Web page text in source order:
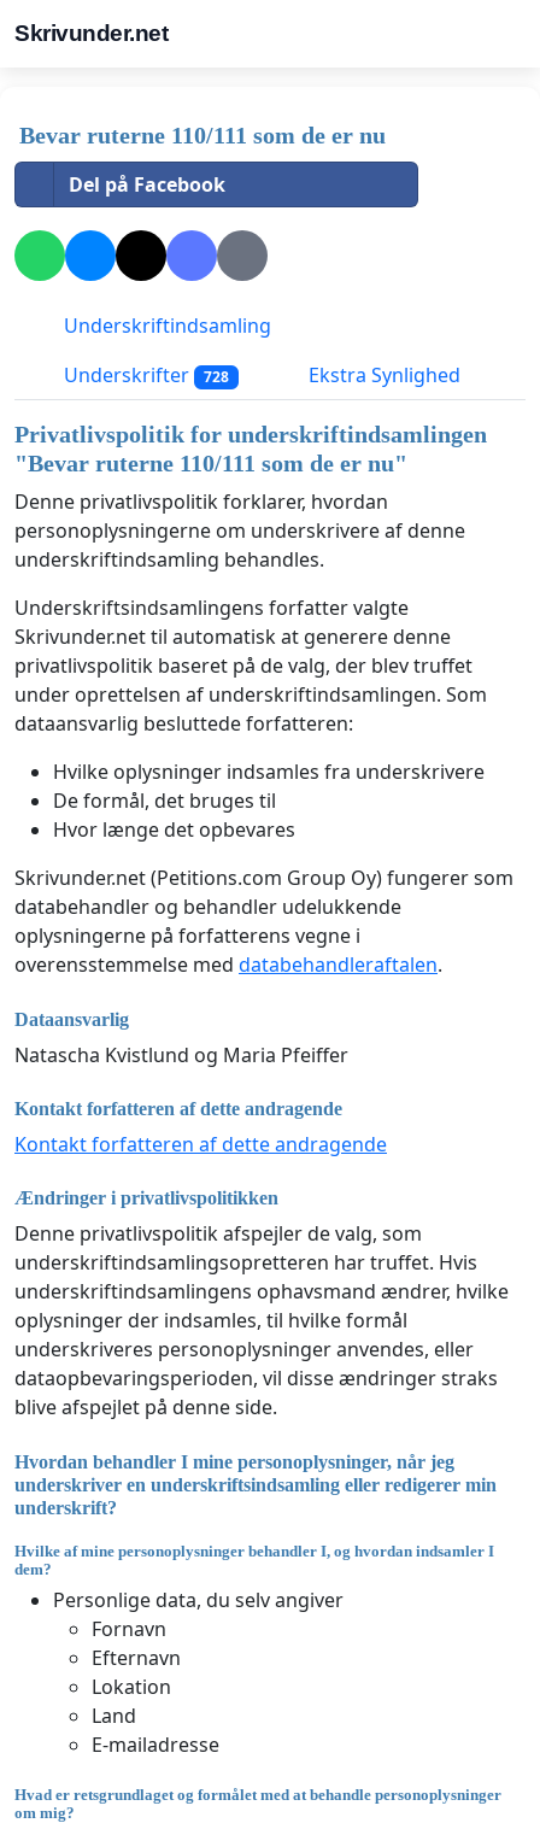
Skrivunder.net
Bevar ruterne 110/111 som de er nu
Del på Facebook
Underskriftindsamling
Underskrifter
728 Ekstra Synlighed
Privatlivspolitik for underskriftindsamlingen
"Bevar ruterne 110/111 som de er nu"
Denne privatlivspolitik forklarer, hvordan
personoplysningerne om underskrivere af denne
underskriftindsamling behandles.
Underskriftsindsamlingens forfatter valgte
Skrivunder.net til automatisk at generere denne
privatlivspolitik baseret på de valg, der blev truffet
under oprettelsen af underskriftindsamlingen. Som
dataansvarlig besluttede forfatteren:
Hvilke oplysninger indsamles fra underskrivere
De formål, det bruges til
Hvor længe det opbevares
Skrivunder.net (Petitions.com Group Oy) fungerer som
databehandler og behandler udelukkende
oplysningerne på forfatterens vegne i
overensstemmelse med databehandleraftalen.
Dataansvarlig
Natascha Kvistlund og Maria Pfeiffer
Kontakt forfatteren af dette andragende
Kontakt forfatteren af dette andragende
Ændringer i privatlivspolitikken
Denne privatlivspolitik afspejler de valg, som
underskriftindsamlingsopretteren har truffet. Hvis
underskriftindsamlingens ophavsmand ændrer, hvilke
oplysninger der indsamles, til hvilke formål
underskriveres personoplysninger anvendes, eller
dataopbevaringsperioden, vil disse ændringer straks
blive afspejlet på denne side.
Hvordan behandler I mine personoplysninger, når jeg
underskriver en underskriftsindsamling eller redigerer min
underskrift?
Hvilke af mine personoplysninger behandler I, og hvordan indsamler I
dem?
Personlige data, du selv angiver
Fornavn
Efternavn
Lokation
Land
E-mailadresse
Hvad er retsgrundlaget og formålet med at behandle personoplysninger
om mig?